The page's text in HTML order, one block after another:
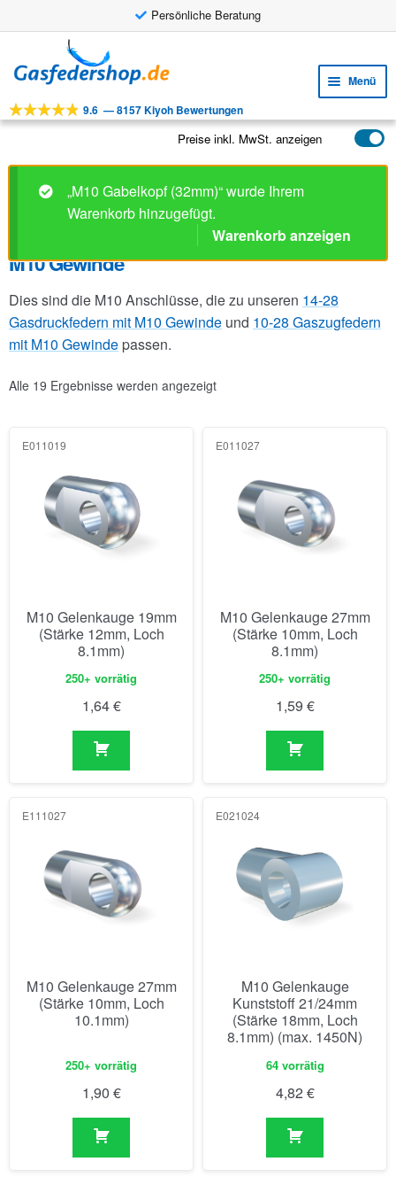
Persönliche Beratung
Navigation
springen
Inhalt
springen
Menü
Werkzeuge
Anwendungen
Kundenservice
FAQ
9.6 —8157 Kiyoh Bewertungen
Preise inkl. MwSt. anzeigen
„M10 Gabelkopf (32mm)“ wurde Ihrem
Warenkorb hinzugefügt.
Warenkorb anzeigen
M10 Gewinde
Dies sind die M10 Anschlüsse, die zu unseren 14-28
Gasdruckfedern mit M10 Gewinde und 10-28 Gaszugfedern
mit M10 Gewinde passen.
Alle 19 Ergebnisse werden angezeigt
E011019
M10 Gelenkauge 19mm
(Stärke 12mm, Loch
8.1mm)
250+ vorrätig
1,64€
E011027
M10 Gelenkauge 27mm
(Stärke 10mm, Loch
8.1mm)
250+ vorrätig
1,59 €
E111027
M10 Gelenkauge 27mm
(Stärke 10mm, Loch
10.1mm)
250+ vorrätig
1,90 €
E021024
M10 Gelenkauge
Kunststoff 21/24mm
(Stärke 18mm, Loch
8.1mm) (max. 1450N)
64 vorrätig
4,82 €